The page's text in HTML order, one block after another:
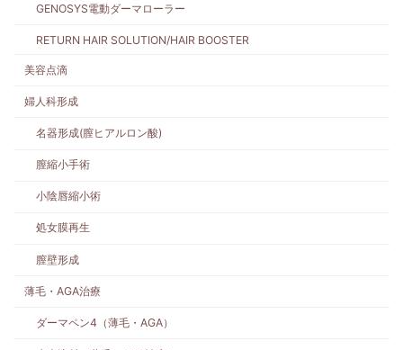
GENOSYS電動ダーマローラー
RETURN HAIR SOLUTION/HAIR BOOSTER
美容点滴
婦人科形成
名器形成(膣ヒアルロン酸)
膣縮小手術
小陰唇縮小術
処女膜再生
膣壁形成
薄毛・AGA治療
ダーマペン4（薄毛・AGA）